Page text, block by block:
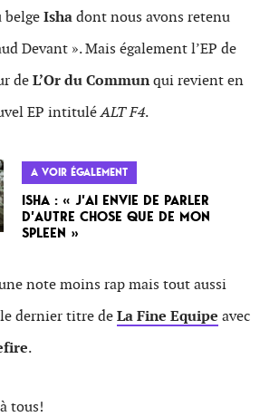
belgeIshadont nous avons retenu
Devant ». Mais également l’EP de
deL’Or du Communqui revient en
EP intituléALT F4.
A VOIR ÉGALEMENT
ISHA : « J’AI ENVIE DE PARLER
D’AUTRE CHOSE QUE DE MON
SPLEEN »
note moins rap mais tout aussi
dernier titre deLa Fine Equipe avec
.
tous!